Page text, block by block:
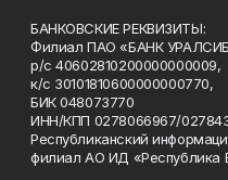
БАНКОВСКИЕ РЕКВИЗИТЫ:
Филиал ПАО «БАНК
р/с 40602810200000000009,
к/с 30101810600000000770,
БИК 048073770
ИНН/КПП 0278066967/
Республиканский
филиал АО ИД «Республика